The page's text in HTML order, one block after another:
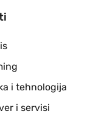
i tehnologija
i servisi